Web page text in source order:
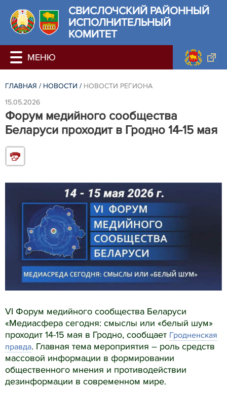
СВИСЛОЧСКИЙ РАЙОННЫЙ
ИСПОЛНИТЕЛЬНЫЙ
КОМИТЕТ
ГЛАВНАЯ / НОВОСТИ / НОВОСТИ РЕГИОНА
15.05.2026
Форум медийного сообщества
Беларуси проходит в Гродно 14-15 мая
VI Форум медийного сообщества Беларуси
«Медиасфера сегодня: смыслы или «белый шум»
проходит 14-15 мая в Гродно, сообщает Гродненская
правда. Главная тема мероприятия – роль средств
массовой информации в формировании
общественного мнения и противодействии
дезинформации в современном мире.